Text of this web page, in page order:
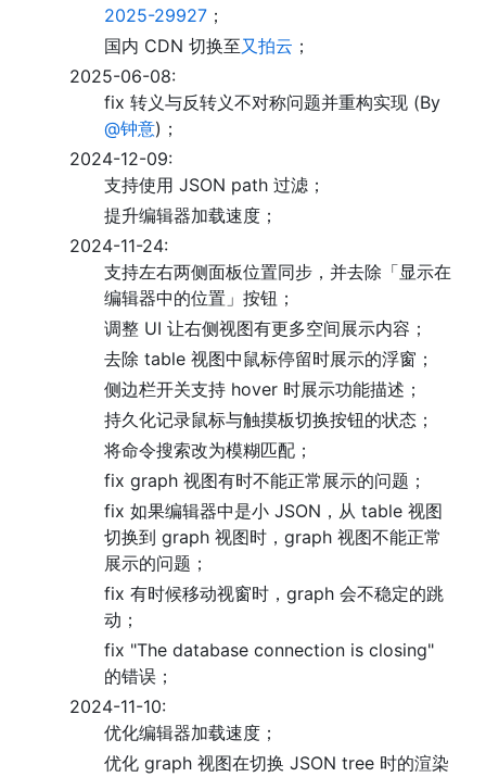
2025-29927 ；
国内 CDN 切换至又拍云 ；
2025-06-08:
fix 转义与反转义不对称问题并重构实现 (By
@钟意)；
2024-12-09:
支持使用 JSON path 过滤；
提升编辑器加载速度；
2024-11-24:
支持左右两侧面板位置同步，并去除「显示在
编辑器中的位置」按钮；
调整 UI 让右侧视图有更多空间展示内容；
去除 table 视图中鼠标停留时展示的浮窗；
侧边栏开关支持 hover 时展示功能描述；
持久化记录鼠标与触摸板切换按钮的状态；
将命令搜索改为模糊匹配；
fix graph 视图有时不能正常展示的问题；
fix 如果编辑器中是小 JSON，从 table 视图
切换到 graph 视图时，graph 视图不能正常
展示的问题；
fix 有时候移动视窗时，graph 会不稳定的跳
动；
fix "The database connection is closing"
的错误；
2024-11-10:
优化编辑器加载速度；
优化 graph 视图在切换 JSON tree 时的渲染